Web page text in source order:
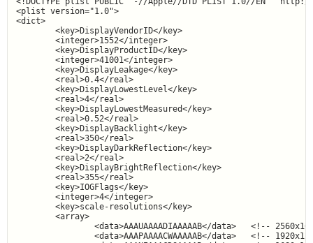
<plist version="1.0">
<dict>
        <key>DisplayVendorID</key>
        <integer>1552</integer>
        <key>DisplayProductID</key>
        <integer>41001</integer>
        <key>DisplayLeakage</key>
        <real>0.4</real>
        <key>DisplayLowestLevel</key>
        <real>4</real>
        <key>DisplayLowestMeasured</key>
        <real>0.52</real>
        <key>DisplayBacklight</key>
        <real>350</real>
        <key>DisplayDarkReflection</key>
        <real>2</real>
        <key>DisplayBrightReflection</key>
        <real>355</real>
        <key>IOGFlags</key>
        <integer>4</integer>
        <key>scale-resolutions</key>
        <array>
<data>AAAUAAAADIAAAAAB</data>   <!--
<data>AAAPAAAACWAAAAAB</data>   <!--